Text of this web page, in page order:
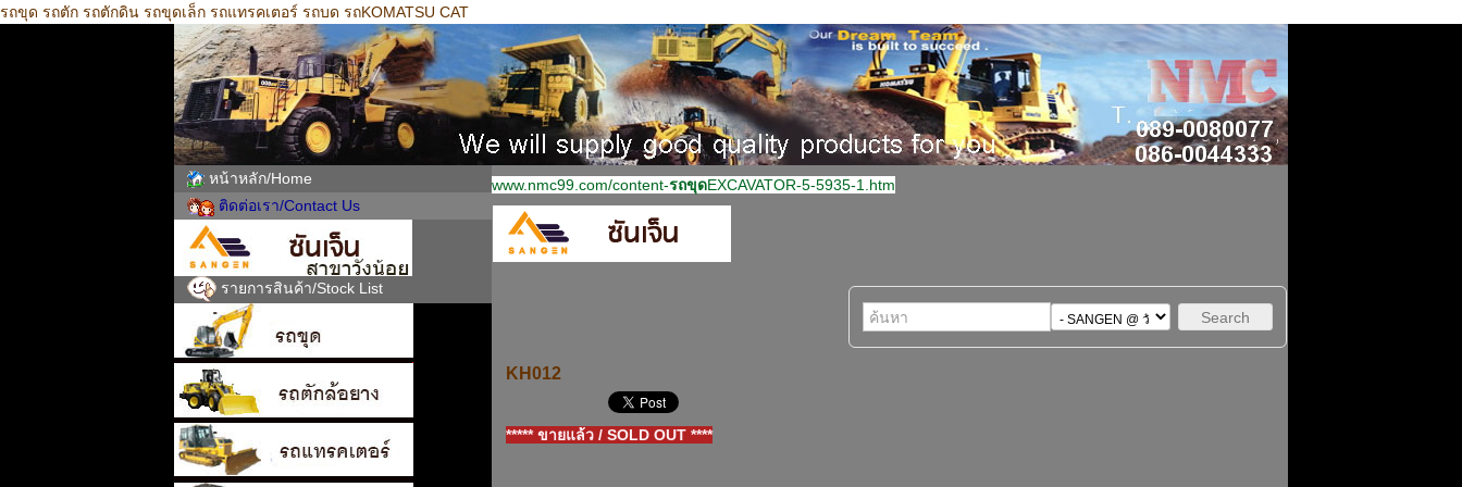
รถขุด รถตัก รถตักดิน รถขุดเล็ก รถแทรคเตอร์ รถบด รถKOMATSU CAT
หน้าหลัก/Home
ติดต่อเรา/Contact Us
รายการสินค้า/Stock List
www.nmc99.com/content-รถขุดEXCAVATOR-5-5935-1.htm
Search
KH012
***** ขายแล้ว / SOLD OUT ****